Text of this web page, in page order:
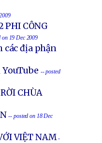
PHI CÔNG
on 19 Dec 2009
các địa phận
-- posted
CHÙA
-- posted on 18 Dec
VIỆT NAM -